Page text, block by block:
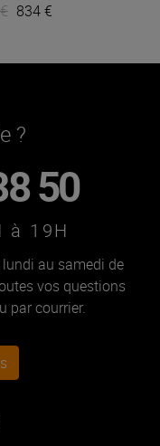
834 €
?
50
à 19H
au samedi de
vos questions
par courrier.